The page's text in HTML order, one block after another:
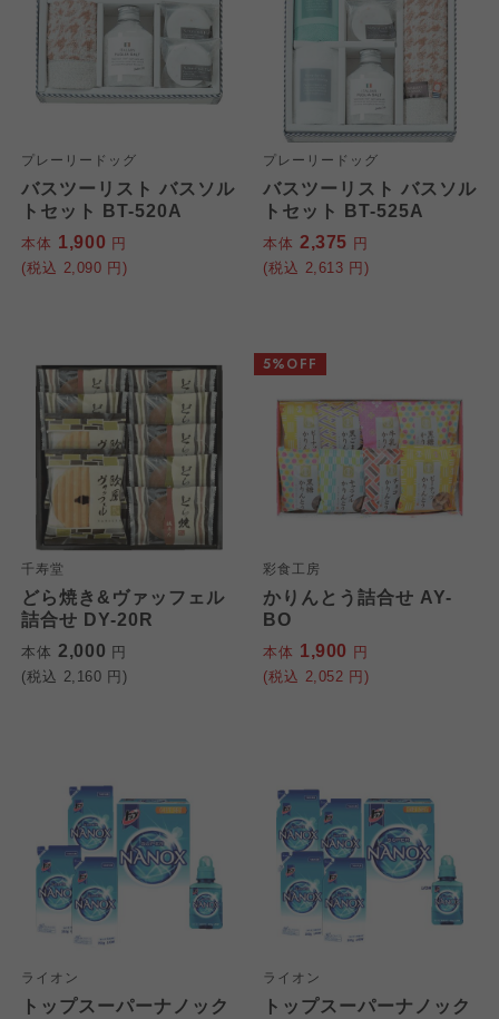
プレーリードッグ
バスツーリスト バスソル
トセット BT-520A
本体 1,900 円
(税込 2,090 円)
プレーリードッグ
バスツーリスト バスソル
トセット BT-525A
本体 2,375 円
(税込 2,613 円)
千寿堂
どら焼き&ヴァッフェル
詰合せ DY-20R
本体 2,000 円
(税込 2,160 円)
彩食工房
かりんとう詰合せ AY-
BO
本体 1,900 円
(税込 2,052 円)
5%OFF
ライオン
トップスーパーナノック
ライオン
トップスーパーナノック
ご利用約款（ご利用規約・ご利
用規程）について
このサイトは7つの生協から業務委託を受けて、
コープきんき事業連合が運営しています。ご自
身が加入されている生協が定める利用約款をご
個人情報保護方針について
このサイトは7つの生協から業務委託を受けて、
コープきんき事業連合が運営しています。お預
かりしている個人情報については、コープ事業
連合、ならびに各生協の「個人情報保護方針」
にもどづいて、コープ事業連合が適切に管理を
特定商取引法に基づく表記につ
このサイトは7つの生協から業務委託を受けて、
コープきんき事業連合が運営しています。販売
責任者は、それぞれご利用の生協となります。